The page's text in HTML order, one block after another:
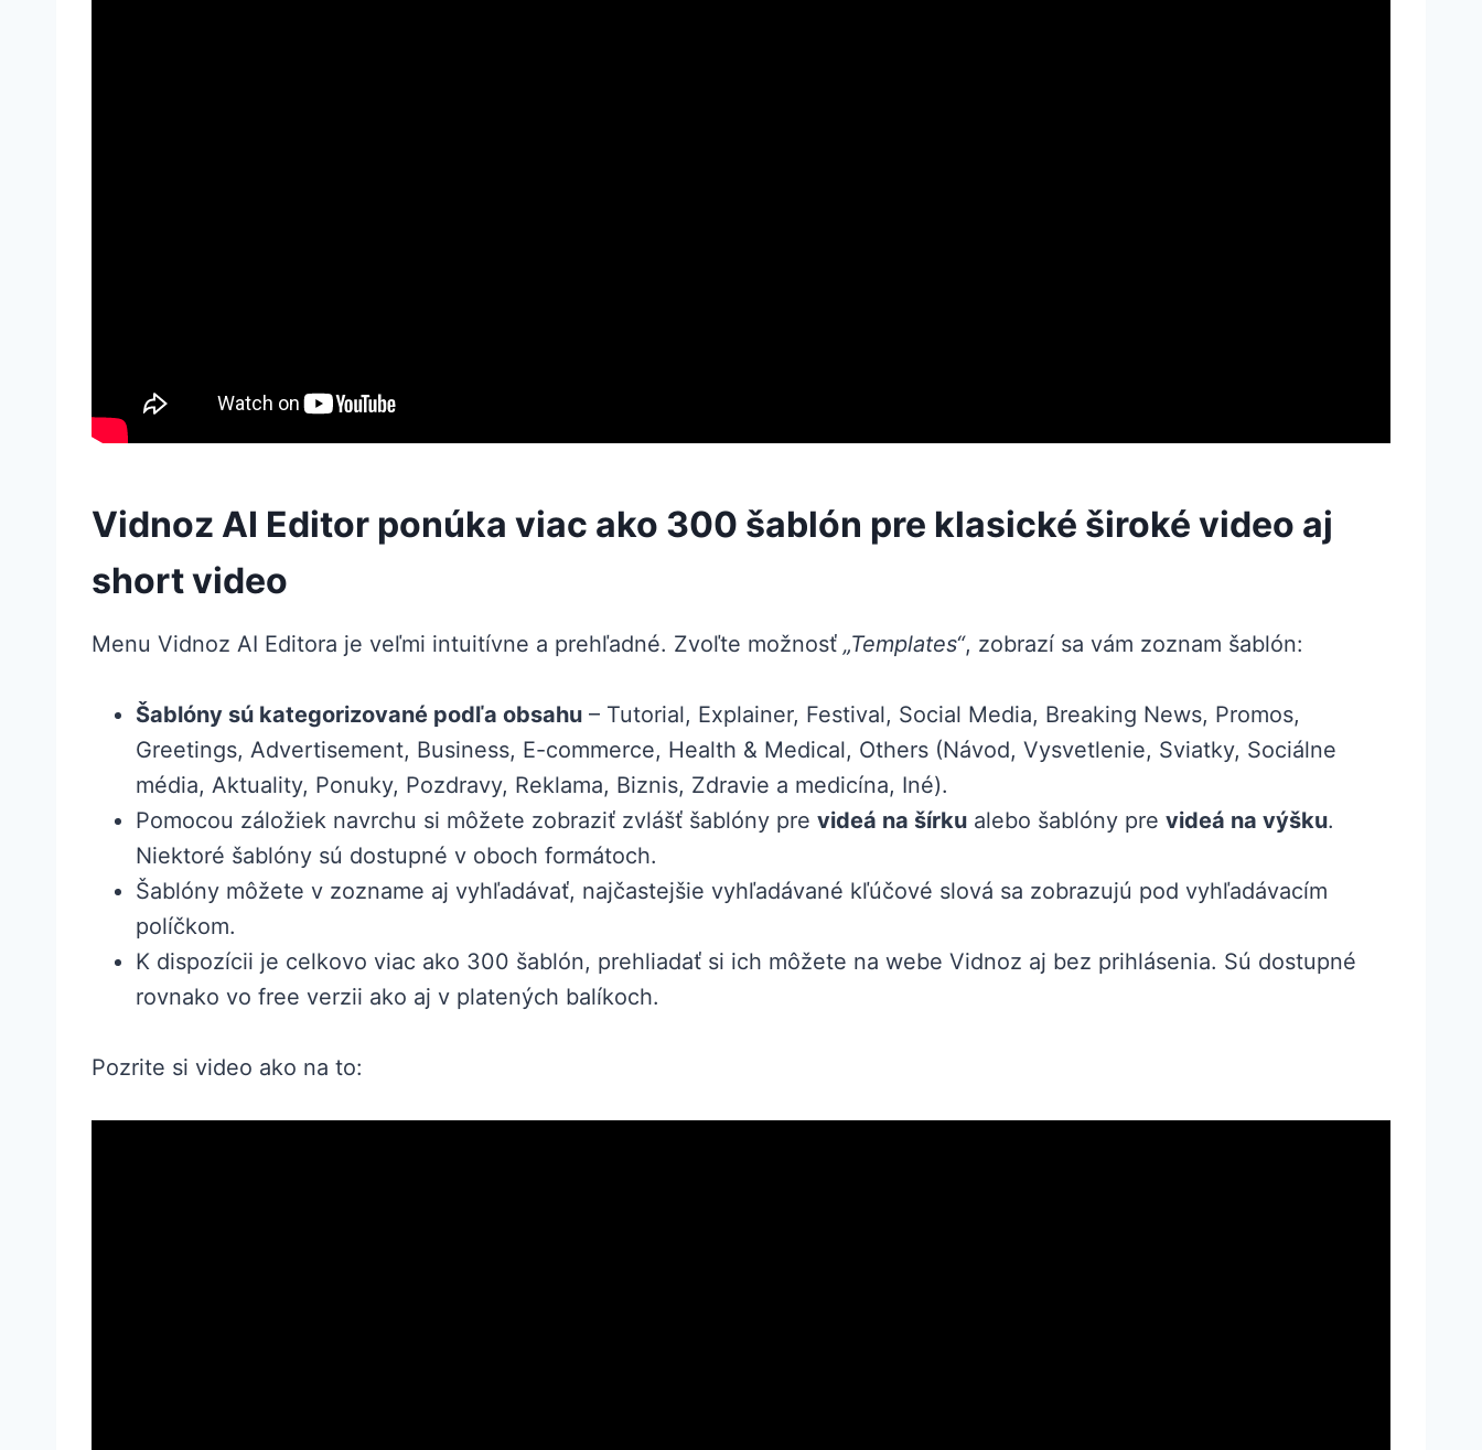
Vidnoz AI Editor ponúka viac ako 300 šablón pre klasické široké video aj
short video
Menu Vidnoz AI Editora je veľmi intuitívne a prehľadné. Zvoľte možnosť „Templates“, zobrazí sa vám zoznam šablón:
Šablóny sú kategorizované podľa obsahu – Tutorial, Explainer, Festival, Social Media, Breaking News, Promos,
Greetings, Advertisement, Business, E-commerce, Health & Medical, Others (Návod, Vysvetlenie, Sviatky, Sociálne
média, Aktuality, Ponuky, Pozdravy, Reklama, Biznis, Zdravie a medicína, Iné).
Pomocou záložiek navrchu si môžete zobraziť zvlášť šablóny pre videá na šírku alebo šablóny pre videá na výšku.
Niektoré šablóny sú dostupné v oboch formátoch.
Šablóny môžete v zozname aj vyhľadávať, najčastejšie vyhľadávané kľúčové slová sa zobrazujú pod vyhľadávacím
políčkom.
K dispozícii je celkovo viac ako 300 šablón, prehliadať si ich môžete na webe Vidnoz aj bez prihlásenia. Sú dostupné
rovnako vo free verzii ako aj v platených balíkoch.
Pozrite si video ako na to: